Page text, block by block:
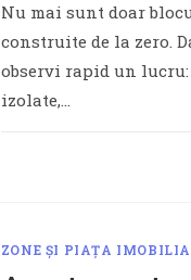
Nu mai sunt doar
construite de la zero.
observi rapid un
izolate,…
ZONE ȘI PIAȚA